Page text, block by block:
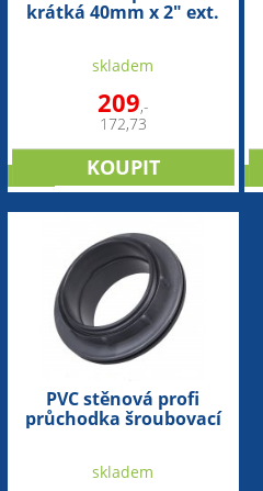
krátká 40mm x 2" ext.
skladem
209,-
172,73
PVC stěnová profi
průchodka šroubovací
skladem